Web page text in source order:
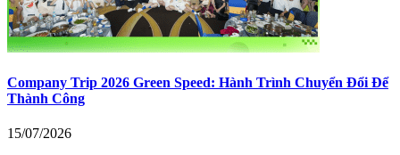
Company Trip 2026 Green Speed: Hành Trình Chuyển Đổi Để
Thành Công
15/07/2026